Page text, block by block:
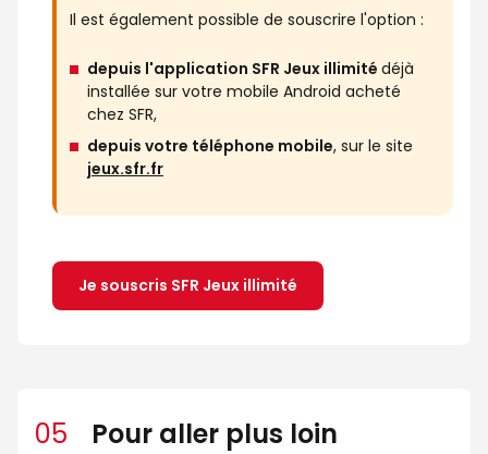
Il est également possible de souscrire l'option :
depuis l'application SFR Jeux illimité déjà
installée sur votre mobile Android acheté
chez SFR,
depuis votre téléphone mobile, sur le site
jeux.sfr.fr
Je souscris SFR Jeux illimité
05 Pour aller plus loin